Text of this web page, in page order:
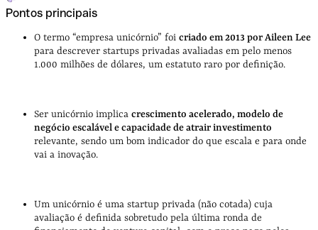
Pontos principais
O termo “empresa unicórnio” foi criado em 2013 por Aileen Lee
para descrever startups privadas avaliadas em pelo menos
1.000 milhões de dólares, um estatuto raro por definição.
Ser unicórnio implica crescimento acelerado, modelo de
negócio escalável e capacidade de atrair investimento
relevante, sendo um bom indicador do que escala e para onde
vai a inovação.
Um unicórnio é uma startup privada (não cotada) cuja
avaliação é definida sobretudo pela última ronda de